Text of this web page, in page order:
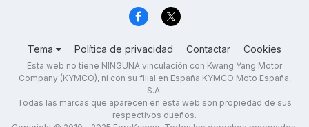
Tema Política de privacidad Contactar Cookies
Esta web no tiene NINGUNA vinculación con Kwang Yang Motor
Company (KYMCO), ni con su filial en España KYMCO Moto España,
S.A.
Todas las marcas que aparecen en esta web son propiedad de sus
respectivos dueños.